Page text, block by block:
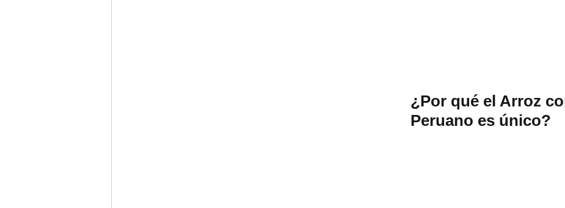
¿Por qué el Arroz
Peruano es único?